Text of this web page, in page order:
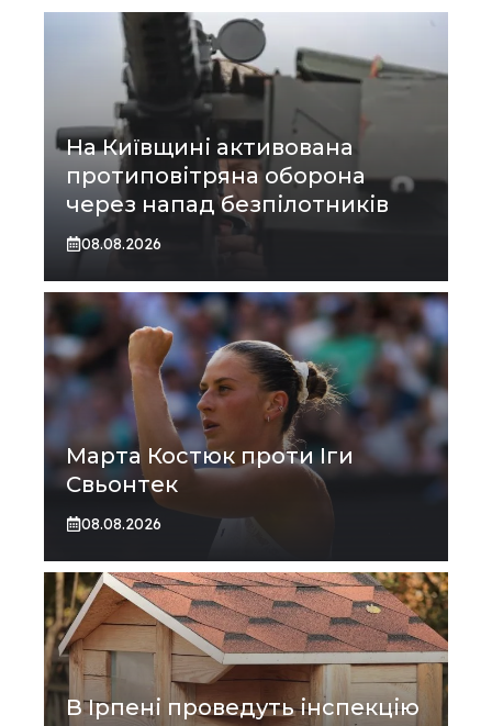
На Київщині активована
протиповітряна оборона
через напад безпілотників
08.08.2026
Марта Костюк проти Іги
Свьонтек
08.08.2026
В Ірпені проведуть інспекцію